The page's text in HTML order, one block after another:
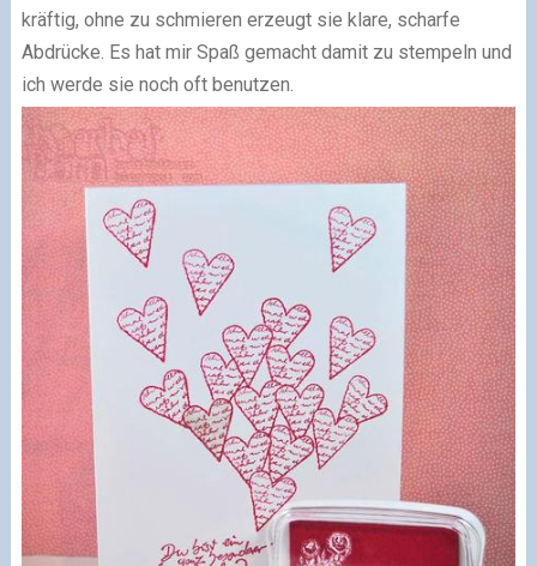
kräftig, ohne zu schmieren erzeugt sie klare, scharfe
Abdrücke. Es hat mir Spaß gemacht damit zu stempeln und
ich werde sie noch oft benutzen.